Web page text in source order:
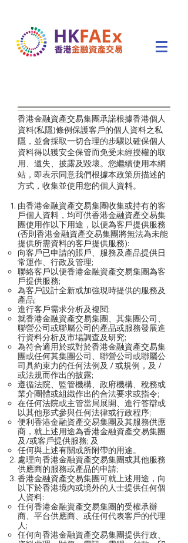
香港金融資產交易集團承諾根據香港個人
資料(私隱)條例保護客戶的個人資料之私
隱，並會採取一切合理的步驟以確保個人
資料得以獲安全保管而免受未經授權的取
用、遺失、披露及毀壞。您繼續使用本網
站，即表示同意我們根據本政策所描述的
方式，收集並使用您的個人資料。
由香港金融資產交易集團收集或持有的客
戶個人資料，均可供香港金融資產交易集
團使用作以下用途，以便為客戶提供服務
(否則香港金融資產交易集團將無法為未能
提供所需資料的客戶提供服務):
向客戶已申請的賬戶、服務及產品提供日
常運作、行政及管理;
聯絡客戶以便香港金融資產交易集團為客
戶提供服務;
為客戶設計全新或加強現時提供的服務及
產品;
進行客戶需求分析及複閱;
就香港金融資產交易集團、其集團公司、
聯營公司或聯屬公司的產品或服務發展進
行資料分析及市場調查及研究;
為符合適用於或對於香港金融資產交易集
團或任何其集團公司、聯營公司或聯屬公
司具約束力的任何法例及 / 或規例，及 /
或法規而作出的披露;
遵循法院、監管機構、政府機構、稅務或
業介團體或組織作出的合法要求或指令;
在任何法院或主管當局展開、進行答辯或
以其他形式參與任何法律或行政程序;
便利香港金融資產交易集團及其服務供應
商，就上述用途為香港金融資產交易集團
及/或客戶提供服務; 及
任何與上述有關或所附帶的用途。
處理向香港金融資產交易集團或其他服務
供應商的服務或產品的申請;
香港金融資產交易集團可就上述用途，向
以下於香港境內或境外的人士提供任何個
人資料:
任何香港金融資產交易集團的受權承辦
商、平台供應商、或任何代表客戶的代理
人;
任何向香港金融資產交易集團提供行政、